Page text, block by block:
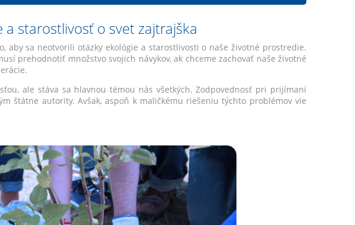
a starostlivosť o svet zajtrajška
aby sa neotvorili otázky ekológie a starostlivosti o naše životné prostredie.
prehodnotiť množstvo svojich návykov, ak chceme zachovať naše životné
ale stáva sa hlavnou témou nás všetkých. Zodpovednosť pri prijímaní
štátne autority. Avšak, aspoň k maličkému riešeniu týchto problémov vie